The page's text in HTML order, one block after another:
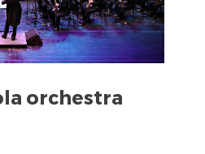
orchestra